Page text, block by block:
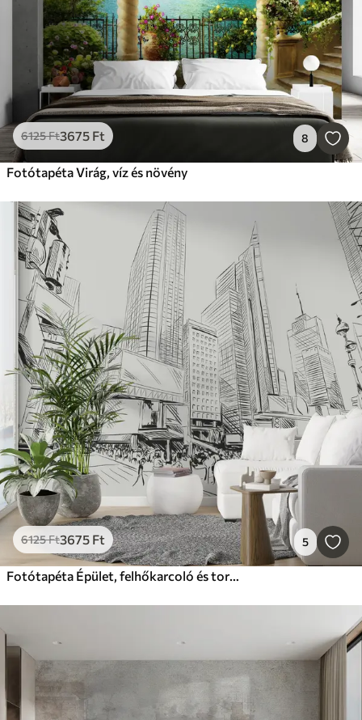
6125Ft3675 Ft 8
Fotótapéta Virág, víz és növény
6125Ft3675 Ft 5
Fotótapéta Épület, felhőkarcoló és toronyház